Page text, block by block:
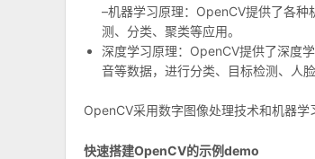
–机器学习原理：OpenCV提供了各
测、分类、聚类等应用。
深度学习原理：OpenCV提供了深度
音等数据，进行分类、目标检测、人
OpenCV采用数字图像处理技术和机器学
快速搭建OpenCV的示例demo